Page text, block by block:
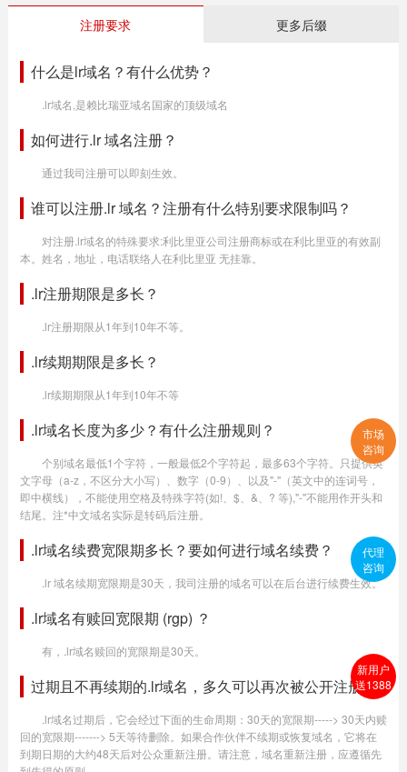
注册要求 更多后缀
什么是lr域名？有什么优势？
.lr域名,是赖比瑞亚域名国家的顶级域名
如何进行.lr 域名注册？
通过我司注册可以即刻生效。
谁可以注册.lr 域名？注册有什么特别要求限制吗？
对注册.lr域名的特殊要求:利比里亚公司注册商标或在利比里亚的有效副
本。姓名，地址，电话联络人在利比里亚 无挂靠。
.lr注册期限是多长？
.lr注册期限从1年到10年不等。
.lr续期期限是多长？
.lr续期期限从1年到10年不等
.lr域名长度为多少？有什么注册规则？
个别域名最低1个字符，一般最低2个字符起，最多63个字符。只提供英
文字母（a-z，不区分大小写）、数字（0-9）、以及"-"（英文中的连词号，
即中横线），不能使用空格及特殊字符(如!、$、&、? 等),"-"不能用作开头和
结尾。注*中文域名实际是转码后注册。
.lr域名续费宽限期多长？要如何进行域名续费？
.lr 域名续期宽限期是30天，我司注册的域名可以在后台进行续费生效。
.lr域名有赎回宽限期 (rgp) ？
有，.lr域名赎回的宽限期是30天。
过期且不再续期的.lr域名，多久可以再次被公开注册？
.lr域名过期后，它会经过下面的生命周期：30天的宽限期-----> 30天内赎
回的宽限期-------> 5天等待删除。如果合作伙伴不续期或恢复域名，它将在
到期日期的大约48天后对公众重新注册。请注意，域名重新注册，应遵循先
市场
咨询
代理
咨询
新用户
送1388